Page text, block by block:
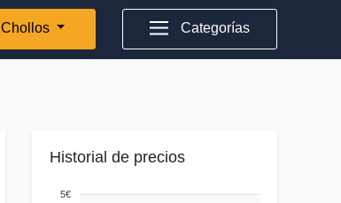
Chollos Categorías
Historial de precios
5€